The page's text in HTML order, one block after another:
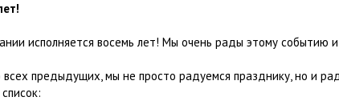
исполняется восемь лет! Мы очень рады этому событию
всех предыдущих, мы не просто радуемся празднику, но и